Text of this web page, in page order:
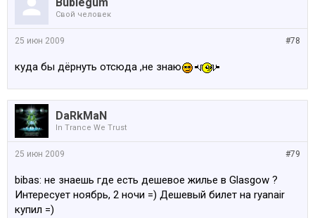
Свой человек
#78
25 июн 2009
куда бы дёрнуть отсюда ,не знаю
DaRkMaN
In Trance We Trust
#79
25 июн 2009
bibas: не знаешь где есть дешевое жилье в Glasgow ?
Интересует ноябрь, 2 ночи =) Дешевый билет на ryanair
купил =)